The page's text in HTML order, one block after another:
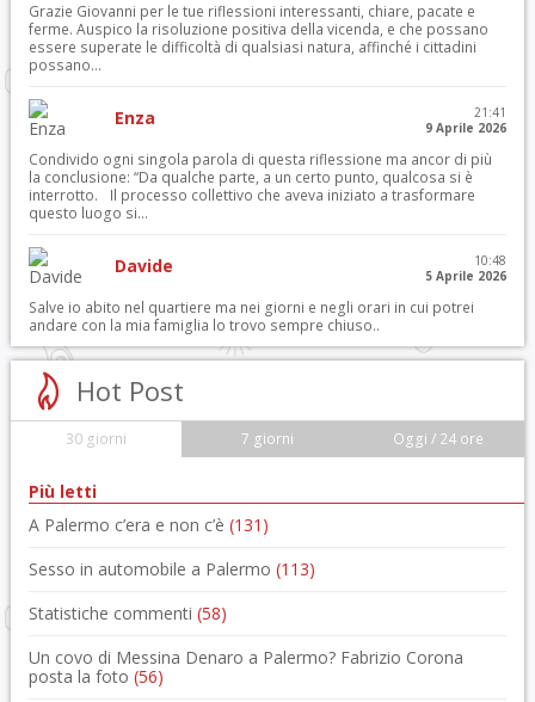
Grazie Giovanni per le tue riflessioni interessanti, chiare, pacate e
ferme. Auspico la risoluzione positiva della vicenda, e che possano
essere superate le difficoltà di qualsiasi natura, affinché i cittadini
possano...
Enza
21:41
9 Aprile 2026
Condivido ogni singola parola di questa riflessione ma ancor di più
la conclusione: “Da qualche parte, a un certo punto, qualcosa si è
interrotto. Il processo collettivo che aveva iniziato a trasformare
questo luogo si...
Davide
10:48
5 Aprile 2026
Salve io abito nel quartiere ma nei giorni e negli orari in cui potrei
andare con la mia famiglia lo trovo sempre chiuso..
Hot Post
30 giorni 7 giorni Oggi / 24 ore
Più letti
A Palermo c’era e non c’è (131)
Sesso in automobile a Palermo (113)
Statistiche commenti (58)
Un covo di Messina Denaro a Palermo? Fabrizio Corona
posta la foto (56)